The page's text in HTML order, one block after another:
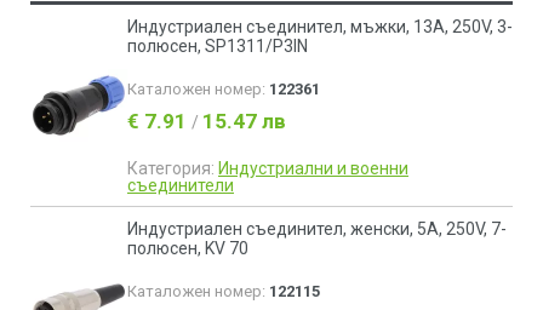
Индустриален съединител, мъжки, 13A, 250V, 3-
полюсен, SP1311/P3IN
Каталожен номер: 122361
€ 7.91 / 15.47 лв
Категория: Индустриални и военни
съединители
Индустриален съединител, женски, 5A, 250V, 7-
полюсен, KV 70
Каталожен номер: 122115